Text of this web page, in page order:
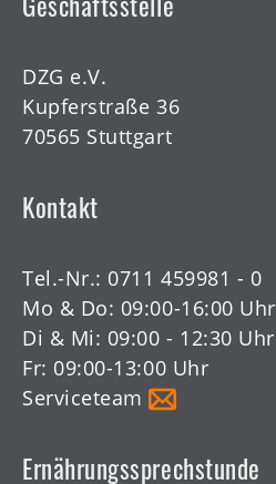
DZG e.V.
Kupferstraße 36
70565 Stuttgart
Kontakt
Tel.-Nr.: 0711 459981 - 0
Mo & Do: 09:00-16:00 Uhr
Di & Mi: 09:00 - 12:30 Uhr
Fr: 09:00-13:00 Uhr
Serviceteam
Ernährungssprechstunde